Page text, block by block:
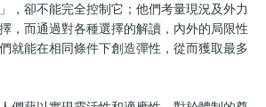
，卻不能完全控制它；他們考量現況及外力
，而通過對各種選擇的解讀，內外的局限性
就能在相同條件下創造彈性，從而獲取最多